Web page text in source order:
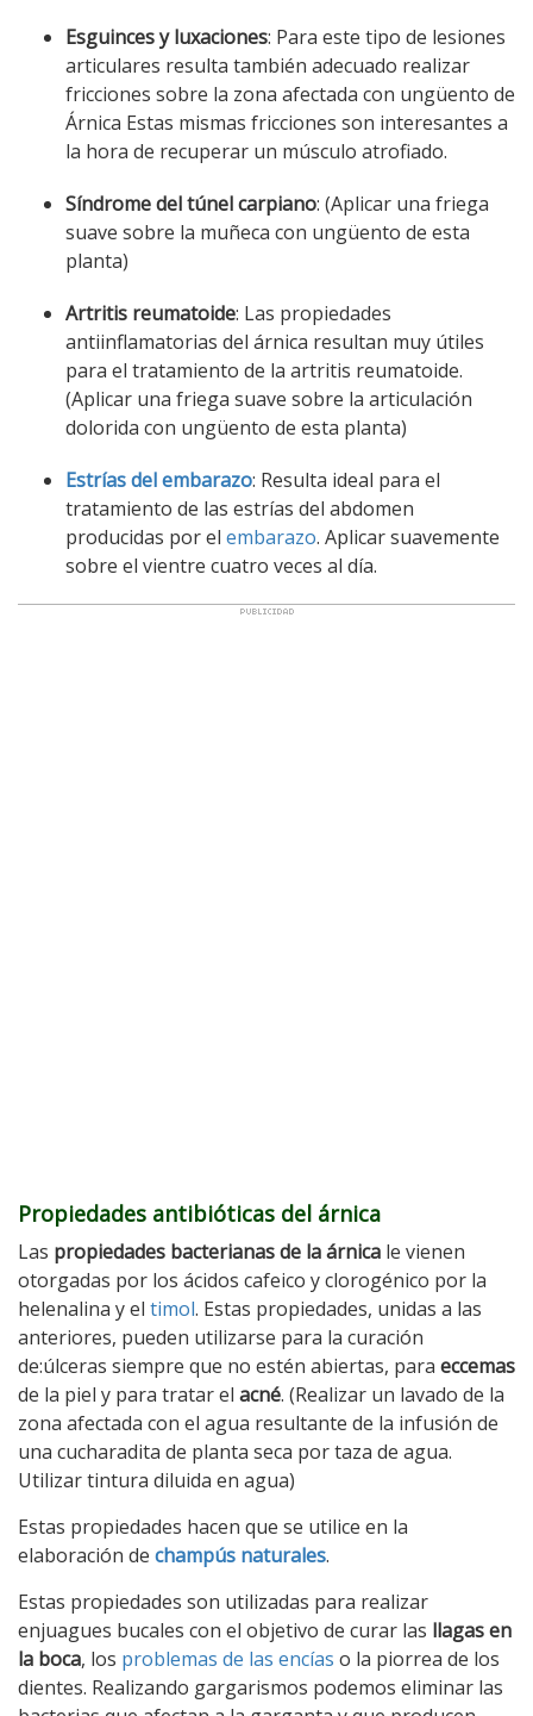
Esguinces y luxaciones: Para este tipo de lesiones
articulares resulta también adecuado realizar
fricciones sobre la zona afectada con ungüento de
Árnica Estas mismas fricciones son interesantes a
la hora de recuperar un músculo atrofiado.
Síndrome del túnel carpiano: (Aplicar una friega
suave sobre la muñeca con ungüento de esta
planta)
Artritis reumatoide: Las propiedades
antiinflamatorias del árnica resultan muy útiles
para el tratamiento de la artritis reumatoide.
(Aplicar una friega suave sobre la articulación
dolorida con ungüento de esta planta)
Estrías del embarazo: Resulta ideal para el
tratamiento de las estrías del abdomen
producidas por el embarazo. Aplicar suavemente
sobre el vientre cuatro veces al día.
Propiedades antibióticas del árnica
Las propiedades bacterianas de la árnica le vienen
otorgadas por los ácidos cafeico y clorogénico por la
helenalina y el timol. Estas propiedades, unidas a las
anteriores, pueden utilizarse para la curación
de:úlceras siempre que no estén abiertas, para eccemas
de la piel y para tratar el acné. (Realizar un lavado de la
zona afectada con el agua resultante de la infusión de
una cucharadita de planta seca por taza de agua.
Utilizar tintura diluida en agua)
Estas propiedades hacen que se utilice en la
elaboración de champús naturales.
Estas propiedades son utilizadas para realizar
enjuagues bucales con el objetivo de curar las llagas en
la boca, los problemas de las encías o la piorrea de los
dientes. Realizando gargarismos podemos eliminar las